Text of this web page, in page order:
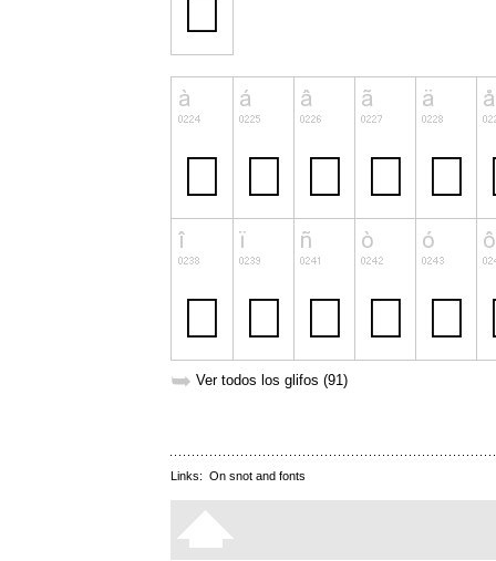
➥ Ver todos los glifos (91)
Links: On snot and fonts